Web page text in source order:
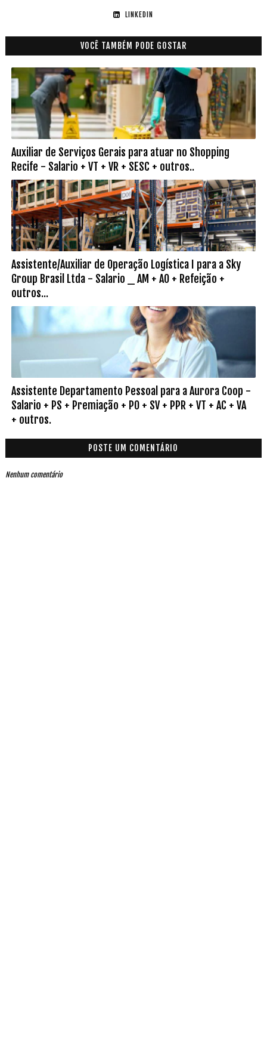
LINKEDIN
VOCÊ TAMBÉM PODE GOSTAR
Auxiliar de Serviços Gerais para atuar no Shopping
Recife - Salario + VT + VR + SESC + outros..
Assistente/Auxiliar de Operação Logística I para a Sky
Group Brasil Ltda - Salario _ AM + AO + Refeição +
outros...
Assistente Departamento Pessoal para a Aurora Coop -
Salario + PS + Premiação + PO + SV + PPR + VT + AC + VA
+ outros.
POSTE UM COMENTÁRIO
Nenhum comentário